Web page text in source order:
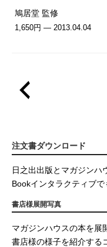
鳩居堂 監修
1,650円 — 2013.04.04
注文書ダウンロード
日之出出版とマガジンハ
Bookインタラクティブで
書店様展開写真
マガジンハウスの本を展
書店様の様子を紹介する